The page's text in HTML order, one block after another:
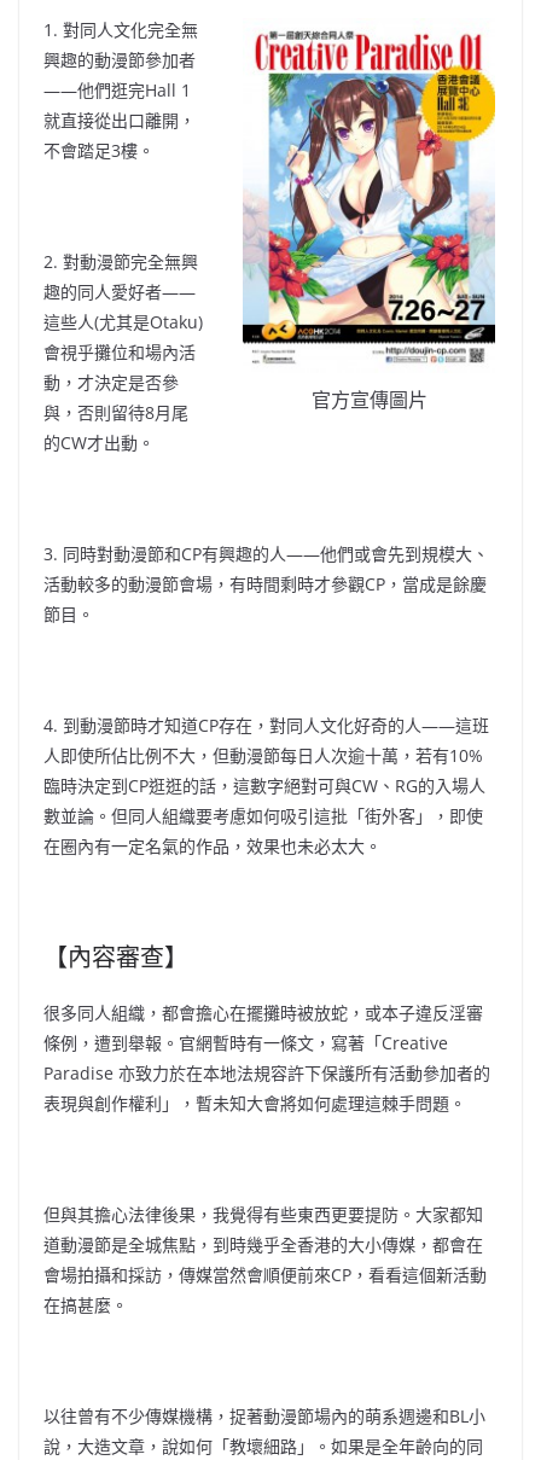
官方宣傳圖片
1. 對同人文化完全無
興趣的動漫節參加者
——他們逛完Hall 1
就直接從出口離開，
不會踏足3樓。
2. 對動漫節完全無興
趣的同人愛好者——
這些人(尤其是Otaku)
會視乎攤位和場內活
動，才決定是否參
與，否則留待8月尾
的CW才出動。
3. 同時對動漫節和CP有興趣的人——他們或會先到規模大、
活動較多的動漫節會場，有時間剩時才參觀CP，當成是餘慶
節目。
4. 到動漫節時才知道CP存在，對同人文化好奇的人——這班
人即使所佔比例不大，但動漫節每日人次逾十萬，若有10%
臨時決定到CP逛逛的話，這數字絕對可與CW、RG的入場人
數並論。但同人組織要考慮如何吸引這批「街外客」，即使
在圈內有一定名氣的作品，效果也未必太大。
【內容審查】
很多同人組織，都會擔心在擺攤時被放蛇，或本子違反淫審
條例，遭到舉報。官網暫時有一條文，寫著「Creative
Paradise 亦致力於在本地法規容許下保護所有活動參加者的
表現與創作權利」，暫未知大會將如何處理這棘手問題。
但與其擔心法律後果，我覺得有些東西更要提防。大家都知
道動漫節是全城焦點，到時幾乎全香港的大小傳媒，都會在
會場拍攝和採訪，傳媒當然會順便前來CP，看看這個新活動
在搞甚麼。
以往曾有不少傳媒機構，捉著動漫節場內的萌系週邊和BL小
說，大造文章，說如何「教壞細路」。如果是全年齡向的同